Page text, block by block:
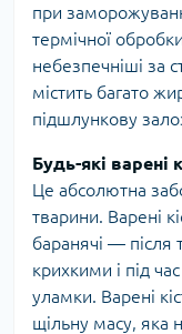
при
термічної
небезпечніші за
містить багато
підшлункову
Будь-які варені
Це абсолютна
тварини. Варені
баранячі — після
крихкими і під
уламки. Варені
щільну масу, яка